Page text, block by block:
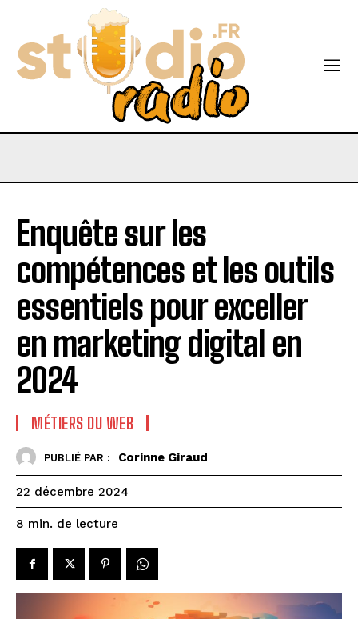
Enquête sur les
compétences et les outils
essentiels pour exceller
en marketing digital en
2024
MÉTIERS DU WEB
PUBLIÉ PAR : Corinne Giraud
22 décembre 2024
8 min. de lecture